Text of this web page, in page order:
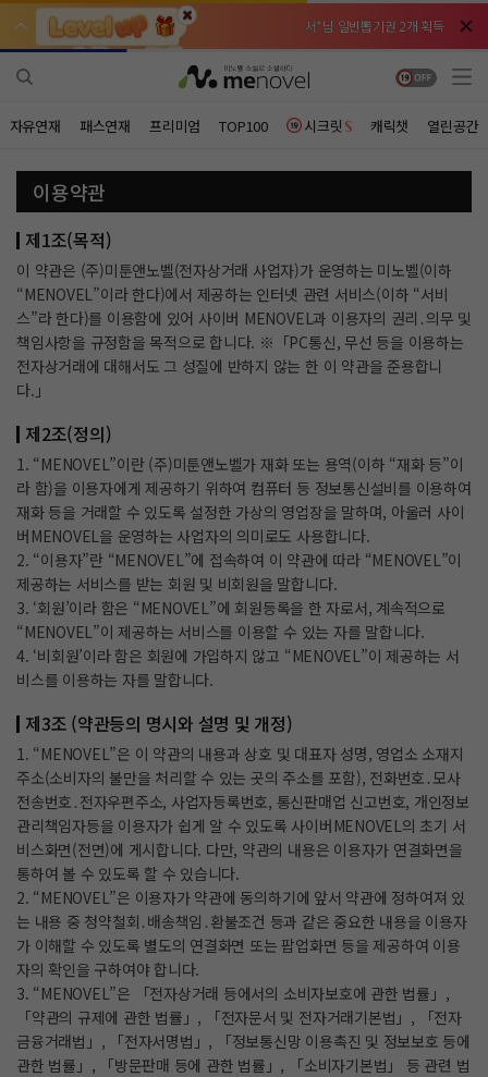
서*님 일반뽑기권 2개 획득
서*님 일반뽑기권 2개 획득
비*님 무료쿠폰 3개 획득
비*님 무료쿠폰 3개 획득
베**님 노벨패스 체험권 1일 획득
베**님 노벨패스 체험권 1일 획득
레*님 무료쿠폰 4개 획득
레*님 무료쿠폰 4개 획득
갈***님 후원10코인 획득
갈***님 후원10코인 획득
자유연재 패스연재 프리미엄 TOP100 시크릿 캐릭챗 열린공간
이용약관
제1조(목적)
이 약관은 (주)미툰앤노벨(전자상거래 사업자)가 운영하는 미노벨(이하
“MENOVEL”이라 한다)에서 제공하는 인터넷 관련 서비스(이하 “서비
스”라 한다)를 이용함에 있어 사이버 MENOVEL과 이용자의 권리․의무 및
책임사항을 규정함을 목적으로 합니다. ※「PC통신, 무선 등을 이용하는
전자상거래에 대해서도 그 성질에 반하지 않는 한 이 약관을 준용합니
다.」
제2조(정의)
1. “MENOVEL”이란 (주)미툰앤노벨가 재화 또는 용역(이하 “재화 등”이
라 함)을 이용자에게 제공하기 위하여 컴퓨터 등 정보통신설비를 이용하여
재화 등을 거래할 수 있도록 설정한 가상의 영업장을 말하며, 아울러 사이
버MENOVEL을 운영하는 사업자의 의미로도 사용합니다.
2. “이용자”란 “MENOVEL”에 접속하여 이 약관에 따라 “MENOVEL”이
제공하는 서비스를 받는 회원 및 비회원을 말합니다.
3. ‘회원’이라 함은 “MENOVEL”에 회원등록을 한 자로서, 계속적으로
“MENOVEL”이 제공하는 서비스를 이용할 수 있는 자를 말합니다.
4. ‘비회원’이라 함은 회원에 가입하지 않고 “MENOVEL”이 제공하는 서
비스를 이용하는 자를 말합니다.
제3조 (약관등의 명시와 설명 및 개정)
1. “MENOVEL”은 이 약관의 내용과 상호 및 대표자 성명, 영업소 소재지
주소(소비자의 불만을 처리할 수 있는 곳의 주소를 포함), 전화번호․모사
전송번호․전자우편주소, 사업자등록번호, 통신판매업 신고번호, 개인정보
관리책임자등을 이용자가 쉽게 알 수 있도록 사이버MENOVEL의 초기 서
비스화면(전면)에 게시합니다. 다만, 약관의 내용은 이용자가 연결화면을
통하여 볼 수 있도록 할 수 있습니다.
2. “MENOVEL”은 이용자가 약관에 동의하기에 앞서 약관에 정하여져 있
는 내용 중 청약철회․배송책임․환불조건 등과 같은 중요한 내용을 이용자
가 이해할 수 있도록 별도의 연결화면 또는 팝업화면 등을 제공하여 이용
자의 확인을 구하여야 합니다.
3. “MENOVEL”은 「전자상거래 등에서의 소비자보호에 관한 법률」,
「약관의 규제에 관한 법률」, 「전자문서 및 전자거래기본법」, 「전자
금융거래법」, 「전자서명법」, 「정보통신망 이용촉진 및 정보보호 등에
관한 법률」, 「방문판매 등에 관한 법률」, 「소비자기본법」 등 관련 법